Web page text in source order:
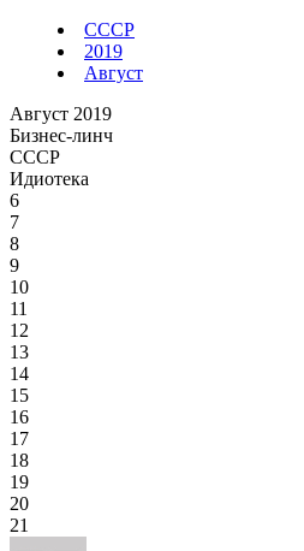
СССР
2019
Август
Август 2019
Бизнес-линч
СССР
Идиотека
6
7
8
9
10
11
12
13
14
15
16
17
18
19
20
21